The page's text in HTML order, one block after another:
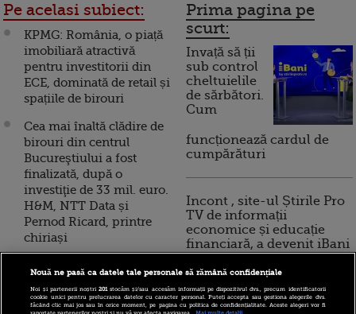
Pe acelasi subiect:
KPMG: România, o piață
imobiliară atractivă
pentru investitorii din
ECE, dominată de retail și
spațiile de birouri
Cea mai înaltă clădire de
birouri din centrul
Bucureştiului a fost
finalizată, după o
investiţie de 33 mil. euro.
H&M, NTT Data și
Pernod Ricard, printre
chiriași
Rata de neocupare a
la cel mai scăzut nivel
Prima pagina pe
scurt:
Invață să ții
sub control
cheltuielile
de sărbători.
Cum
funcționează cardul de
cumpărături
Incont , site-ul Știrile Pro
TV de informații
economice și educație
financiară, a devenit iBani
10 reguli pentru decizii
financiare inteligente
Nouă ne pasă ca datele tale personale să rămână confidențiale
Noi și partenerii noștri201stocăm și/sau accesăm informații pe dispozitivul dvs., precum identificatorii
cookie unici pentru prelucrarea datelor cu caracter personal. Puteți accepta sau gestiona alegerile dvs.
făcând clic mai jos sau în orice moment, pe pagina cu politica de confidențialitate. Aceste alegeri vor fi